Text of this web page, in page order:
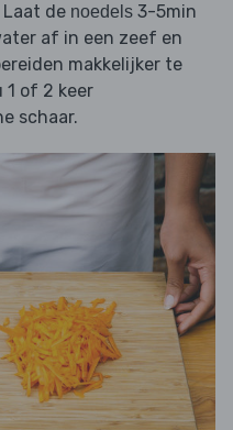
de noedels 3-5min
af in een zeef en
makkelijker te
1 of 2 keer
schaar.